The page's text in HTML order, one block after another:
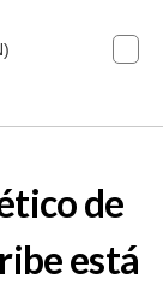
)
de
está